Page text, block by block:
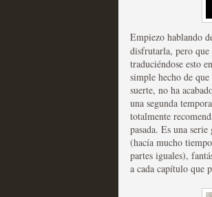
Las
tienen
MOLTISANTI
Recomendación de la
Empiezo hablando
disfrutarla, pero que
traduciéndose esto
simple hecho de
suerte, no ha
una segunda
totalmente
pasada. Es una
(hacía mucho
partes iguales),
a cada capítulo que